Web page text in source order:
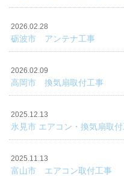
2026.02.28
砺波市 アンテナ工事
2026.02.09
高岡市 換気扇取付工事
2025.12.13
氷見市 エアコン・換気扇取
2025.11.13
富山市 エアコン取付工事